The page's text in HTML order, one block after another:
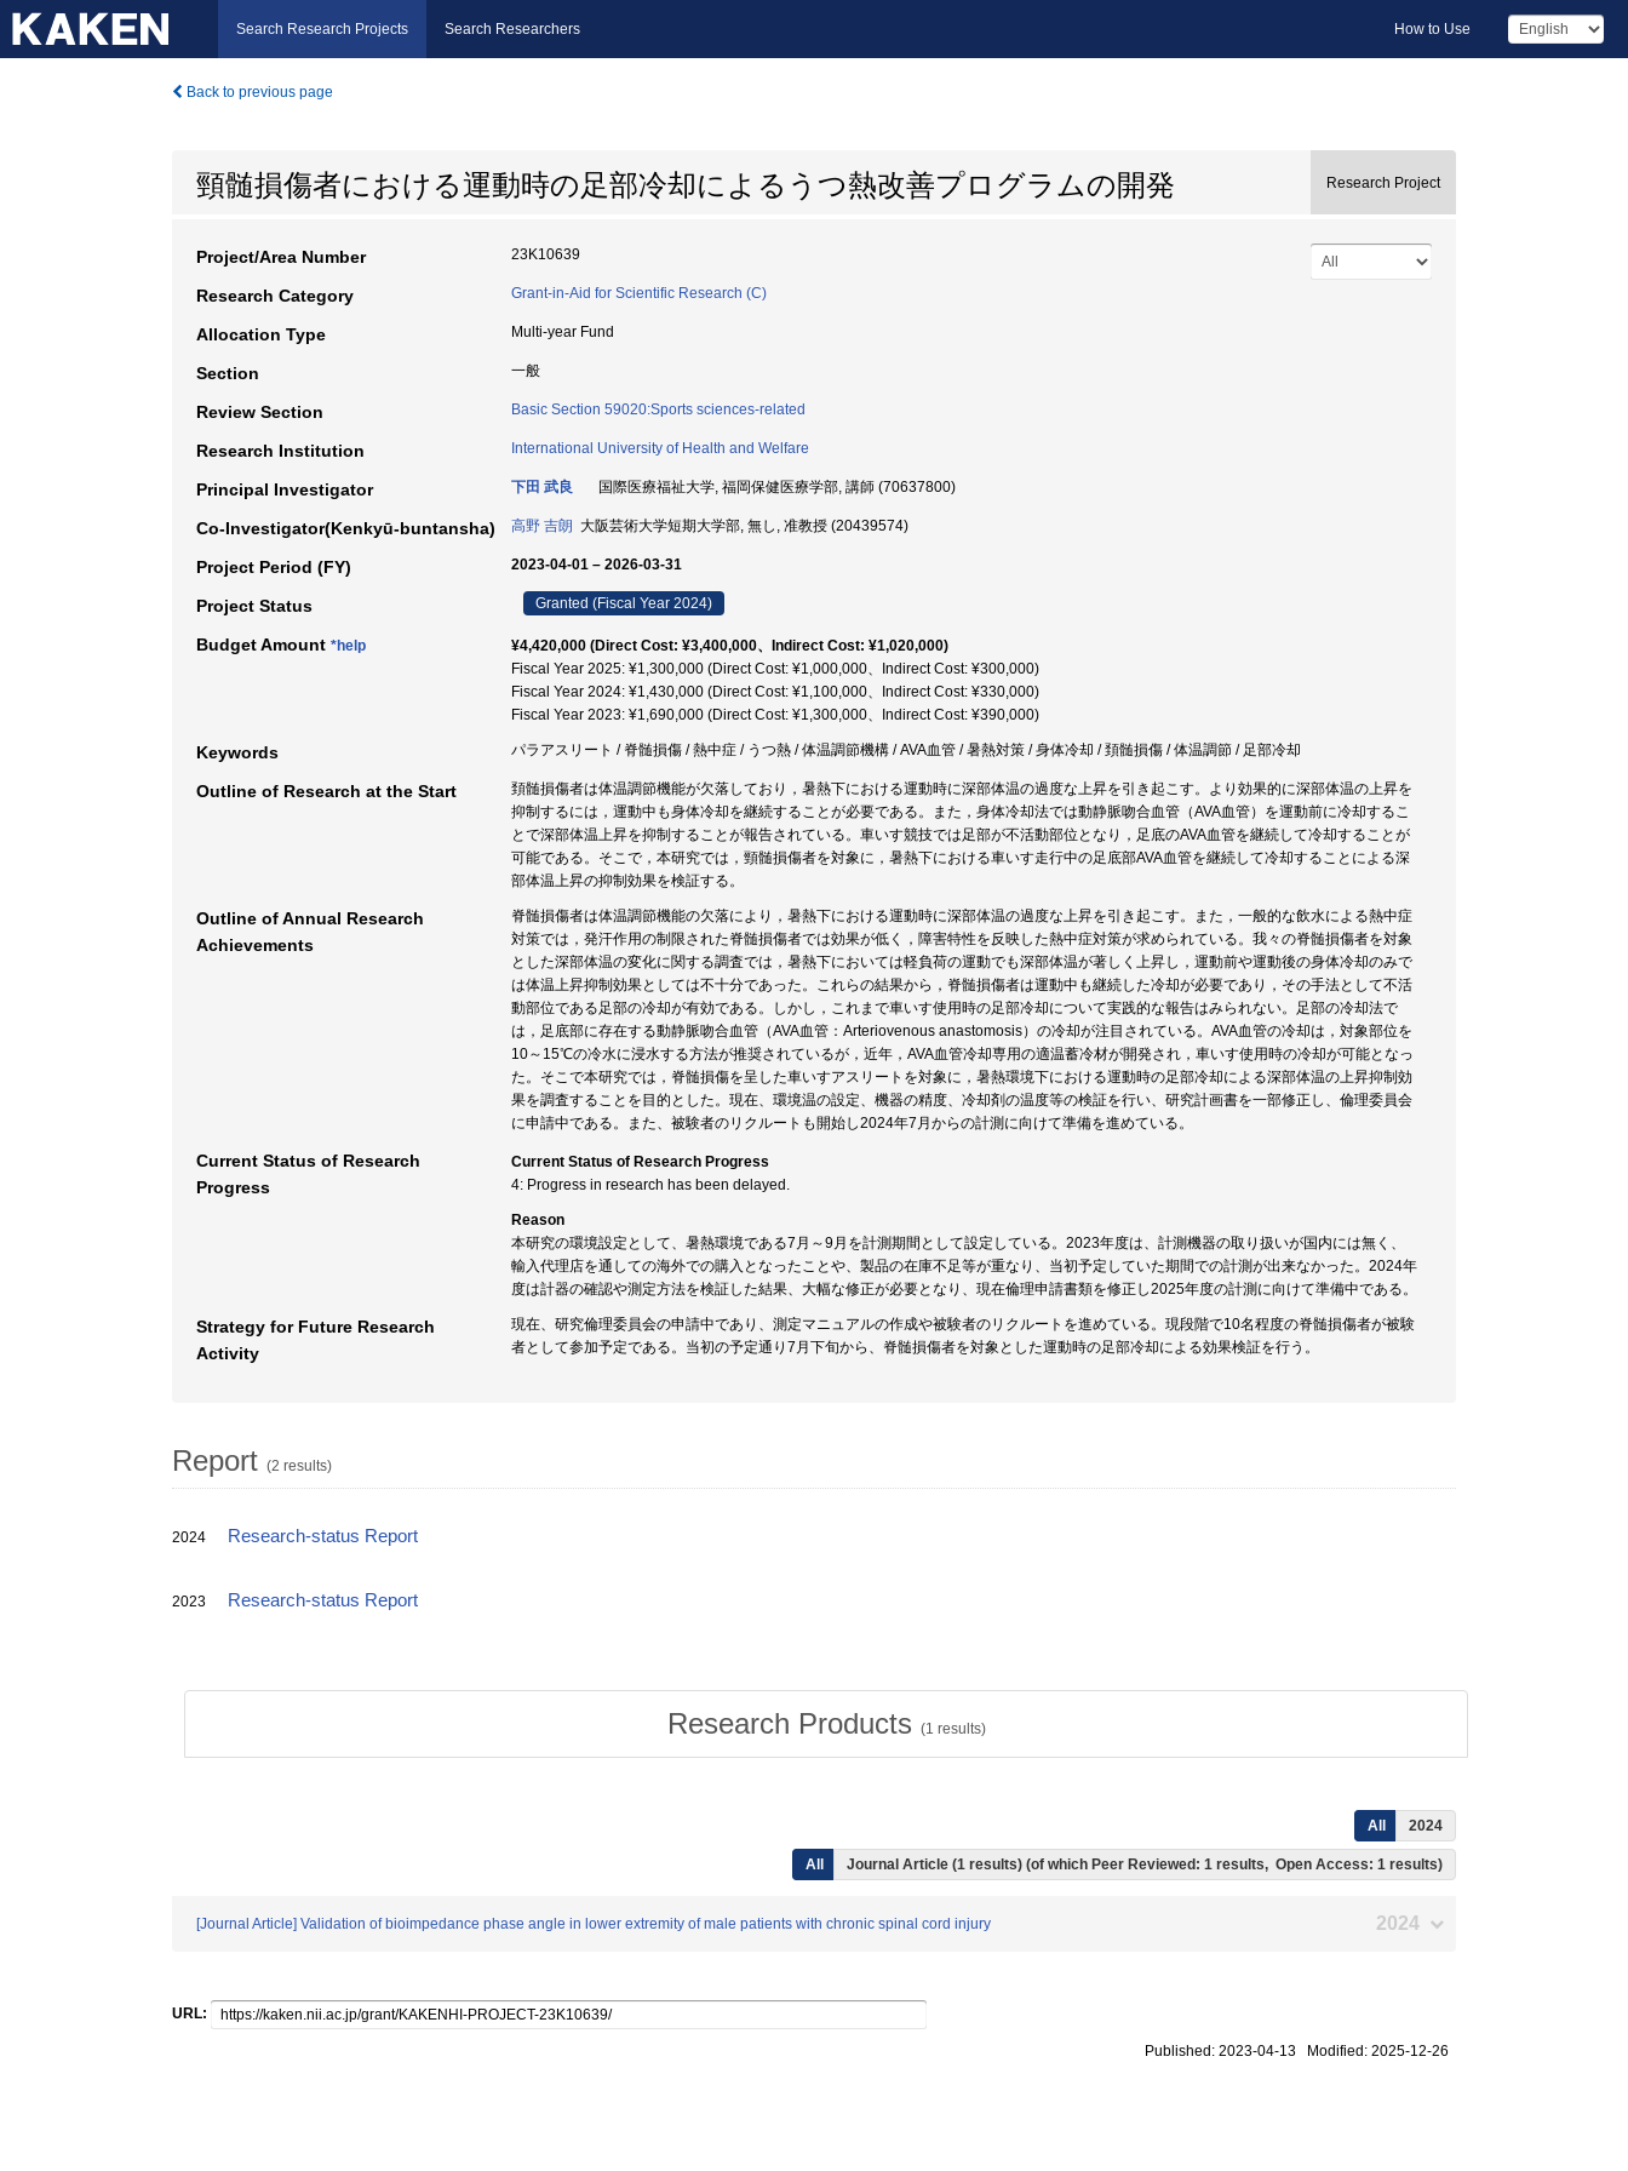
Search Research Projects Search Researchers How to Use
Back to previous page
頸髄損傷者における運動時の足部冷却によるうつ熱改善プログラムの開発 Research Project
Project/Area Number 23K10639
Research Category Grant-in-Aid for Scientific Research (C)
Allocation Type Multi-year Fund
Section 一般
Review Section Basic Section 59020:Sports sciences-related
Research Institution International University of Health and Welfare
Principal Investigator 下田 武良 国際医療福祉大学, 福岡保健医療学部, 講師 (70637800)
Co-Investigator(Kenkyū-buntansha) 高野 吉朗 大阪芸術大学短期大学部, 無し, 准教授 (20439574)
Project Period (FY) 2023-04-01 – 2026-03-31
Project Status Granted (Fiscal Year 2024)
Budget Amount *help
¥4,420,000 (Direct Cost: ¥3,400,000、Indirect Cost: ¥1,020,000)
Fiscal Year 2025: ¥1,300,000 (Direct Cost: ¥1,000,000、Indirect Cost: ¥300,000)
Fiscal Year 2024: ¥1,430,000 (Direct Cost: ¥1,100,000、Indirect Cost: ¥330,000)
Fiscal Year 2023: ¥1,690,000 (Direct Cost: ¥1,300,000、Indirect Cost: ¥390,000)
Keywords パラアスリート / 脊髄損傷 / 熱中症 / うつ熱 / 体温調節機構 / AVA血管 / 暑熱対策 / 身体冷却 / 頚髄損傷 / 体温調節 / 足部冷却
Outline of Research at the Start
頚髄損傷者は体温調節機能が欠落しており，暑熱下における運動時に深部体温の過度な上昇を引き起こす。より効果的に深部体温の上昇を
抑制するには，運動中も身体冷却を継続することが必要である。また，身体冷却法では動静脈吻合血管（AVA血管）を運動前に冷却するこ
とで深部体温上昇を抑制することが報告されている。車いす競技では足部が不活動部位となり，足底のAVA血管を継続して冷却することが
可能である。そこで，本研究では，頸髄損傷者を対象に，暑熱下における車いす走行中の足底部AVA血管を継続して冷却することによる深
部体温上昇の抑制効果を検証する。
Outline of Annual Research
Achievements
脊髄損傷者は体温調節機能の欠落により，暑熱下における運動時に深部体温の過度な上昇を引き起こす。また，一般的な飲水による熱中症
対策では，発汗作用の制限された脊髄損傷者では効果が低く，障害特性を反映した熱中症対策が求められている。我々の脊髄損傷者を対象
とした深部体温の変化に関する調査では，暑熱下においては軽負荷の運動でも深部体温が著しく上昇し，運動前や運動後の身体冷却のみで
は体温上昇抑制効果としては不十分であった。これらの結果から，脊髄損傷者は運動中も継続した冷却が必要であり，その手法として不活
動部位である足部の冷却が有効である。しかし，これまで車いす使用時の足部冷却について実践的な報告はみられない。足部の冷却法で
は，足底部に存在する動静脈吻合血管（AVA血管：Arteriovenous anastomosis）の冷却が注目されている。AVA血管の冷却は，対象部位を
10～15℃の冷水に浸水する方法が推奨されているが，近年，AVA血管冷却専用の適温蓄冷材が開発され，車いす使用時の冷却が可能となっ
た。そこで本研究では，脊髄損傷を呈した車いすアスリートを対象に，暑熱環境下における運動時の足部冷却による深部体温の上昇抑制効
果を調査することを目的とした。現在、環境温の設定、機器の精度、冷却剤の温度等の検証を行い、研究計画書を一部修正し、倫理委員会
に申請中である。また、被験者のリクルートも開始し2024年7月からの計測に向けて準備を進めている。
Current Status of Research
Progress
Current Status of Research Progress
4: Progress in research has been delayed.
Reason
本研究の環境設定として、暑熱環境である7月～9月を計測期間として設定している。2023年度は、計測機器の取り扱いが国内には無く、
輸入代理店を通しての海外での購入となったことや、製品の在庫不足等が重なり、当初予定していた期間での計測が出来なかった。2024年
度は計器の確認や測定方法を検証した結果、大幅な修正が必要となり、現在倫理申請書類を修正し2025年度の計測に向けて準備中である。
Strategy for Future Research
Activity
現在、研究倫理委員会の申請中であり、測定マニュアルの作成や被験者のリクルートを進めている。現段階で10名程度の脊髄損傷者が被験
者として参加予定である。当初の予定通り7月下旬から、脊髄損傷者を対象とした運動時の足部冷却による効果検証を行う。
Report (2 results)
2024 Research-status Report
2023 Research-status Report
Research Products (1 results)
All 2024
All Journal Article (1 results) (of which Peer Reviewed: 1 results, Open Access: 1 results)
[Journal Article] Validation of bioimpedance phase angle in lower extremity of male patients with chronic spinal cord injury 2024
URL:
Published: 2023-04-13 Modified: 2025-12-26